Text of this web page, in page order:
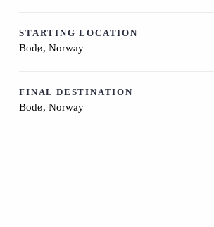
STARTING LOCATION
Bodø, Norway
FINAL DESTINATION
Bodø, Norway